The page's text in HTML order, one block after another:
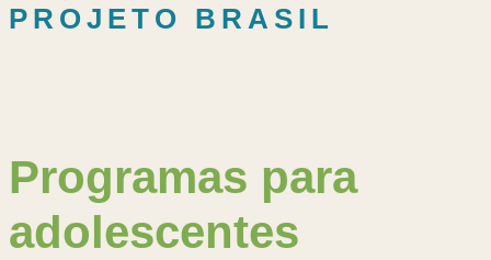
PROJETO BRASIL
Programas para
adolescentes